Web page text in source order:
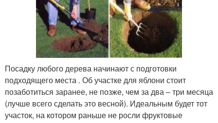
Посадку любого дерева начинают с подготовки
подходящего места . Об участке для яблони стоит
позаботиться заранее, не позже, чем за два – три месяца
(лучше всего сделать это весной). Идеальным будет тот
участок, на котором раньше не росли фруктовые